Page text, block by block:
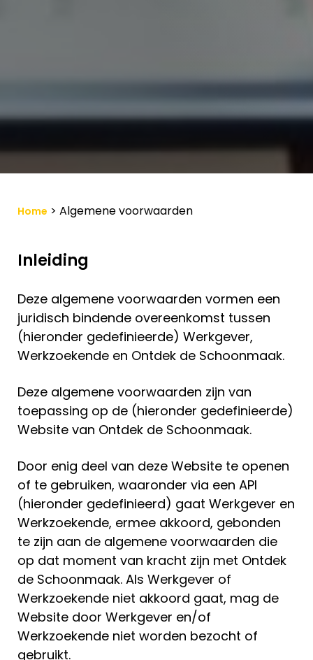
Home > Algemene voorwaarden
Inleiding
Deze algemene voorwaarden vormen een
juridisch bindende overeenkomst tussen
(hieronder gedefinieerde) Werkgever,
Werkzoekende en Ontdek de Schoonmaak.
Deze algemene voorwaarden zijn van
toepassing op de (hieronder gedefinieerde)
Website van Ontdek de Schoonmaak.
Door enig deel van deze Website te openen
of te gebruiken, waaronder via een API
(hieronder gedefinieerd) gaat Werkgever en
Werkzoekende, ermee akkoord, gebonden
te zijn aan de algemene voorwaarden die
op dat moment van kracht zijn met Ontdek
de Schoonmaak. Als Werkgever of
Werkzoekende niet akkoord gaat, mag de
Website door Werkgever en/of
Werkzoekende niet worden bezocht of
gebruikt.